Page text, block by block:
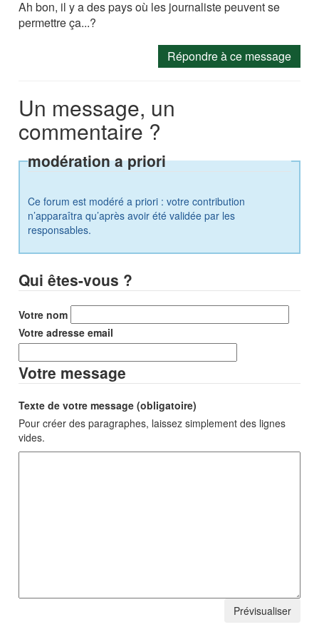
Ah bon, il y a des pays où les journaliste peuvent se
permettre ça...?
Répondre à ce message
Un message, un
commentaire ?
modération a priori
Ce forum est modéré a priori : votre contribution
n’apparaîtra qu’après avoir été validée par les
responsables.
Qui êtes-vous ?
Votre nom
Votre adresse email
Votre message
Texte de votre message (obligatoire)
Pour créer des paragraphes, laissez simplement des lignes
vides.